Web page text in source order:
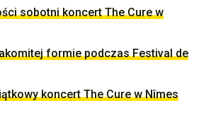
sobotni koncert The Cure w
formie podczas Festival de
koncert The Cure w Nîmes